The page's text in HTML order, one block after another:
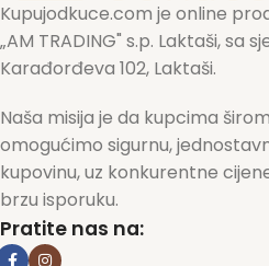
Kupujodkuce.com je online
„AM TRADING" s.p. Laktaši, sa
Karađorđeva 102, Laktaši.
Naša misija je da kupcima
omogućimo sigurnu,
kupovinu, uz konkurentne
brzu isporuku.
Pratite nas na: